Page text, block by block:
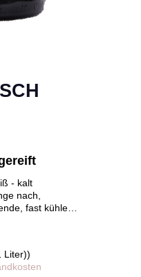
- kalt
nach,
fast kühle
Liter))